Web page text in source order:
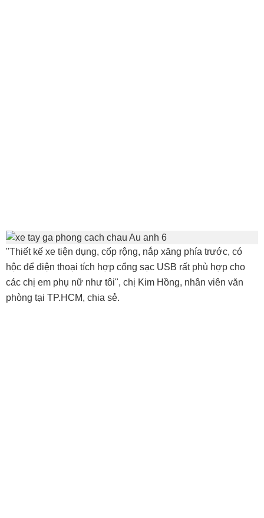
"Thiết kế xe tiện dụng, cốp rộng, nắp xăng phía trước, có
hộc để điện thoại tích hợp cổng sạc USB rất phù hợp cho
các chị em phụ nữ như tôi", chị Kim Hồng, nhân viên văn
phòng tại TP.HCM, chia sẻ.